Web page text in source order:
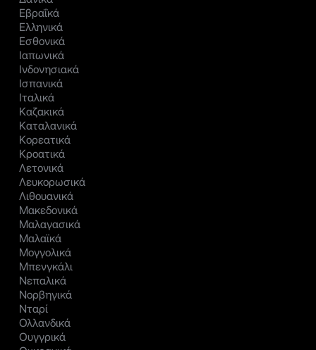
Εβραΐκά
Ελληνικά
Εσθονικά
Ιαπωνικά
Ινδονησιακά
Ισπανικά
Ιταλικά
Καζακικά
Καταλανικά
Κορεατικά
Κροατικά
Λετονικά
Λευκορωσικά
Λιθουανικά
Μακεδονικά
Μαλαγασικά
Μαλαϊκά
Μογγολικά
Μπενγκάλι
Νεπαλικά
Νορβηγικά
Νταρί
Ολλανδικά
Ουγγρικά